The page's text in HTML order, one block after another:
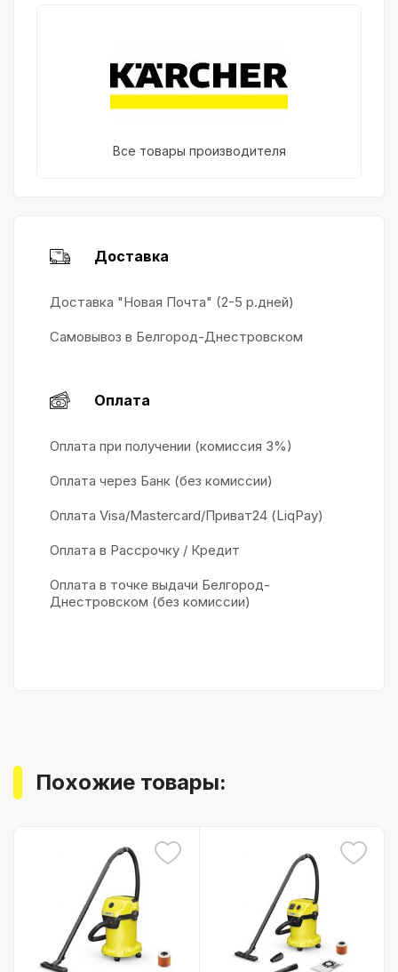
Все товары производителя
Доставка
Доставка "Новая Почта" (2-5 р.дней)
Самовывоз в Белгород-Днестровском
Оплата
Оплата при получении (комиссия 3%)
Оплата через Банк (без комиссии)
Оплата Visa/Mastercard/Приват24 (LiqPay)
Оплата в Рассрочку / Кредит
Оплата в точке выдачи Белгород-
Днестровском (без комиссии)
Похожие товары: